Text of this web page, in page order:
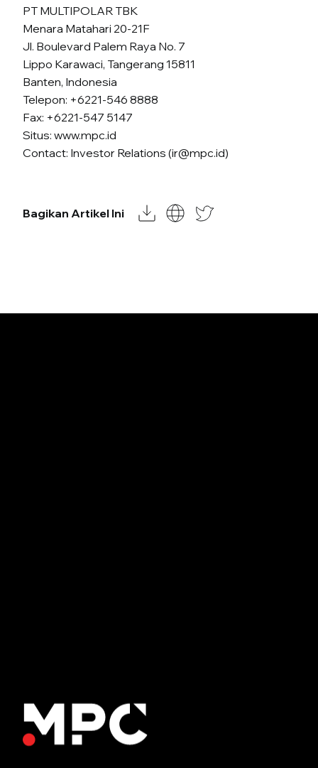
PT MULTIPOLAR TBK
Menara Matahari 20-21F
Jl. Boulevard Palem Raya No. 7
Lippo Karawaci, Tangerang 15811
Banten, Indonesia
Telepon: +6221-546 8888
Fax: +6221-547 5147
Situs: www.mpc.id
Contact: Investor Relations (ir@mpc.id)
Bagikan Artikel Ini